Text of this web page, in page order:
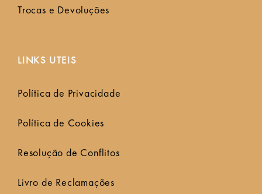
Trocas e Devoluções
LINKS UTEIS
Política de Privacidade
Política de Cookies
Resolução de Conflitos
Livro de Reclamações